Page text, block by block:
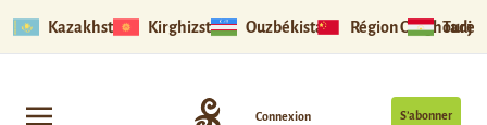
Kazakhstan Kirghizstan Ouzbékistan Région Ouïghoure
S’abonner
Connexion